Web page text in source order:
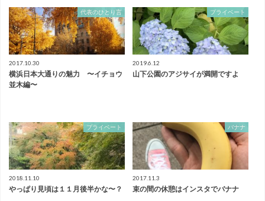
代表のひとり言
2017.10.30
横浜日本大通りの魅力 〜イチョウ
並木編〜
プライベート
2019.6.12
山下公園のアジサイが満開ですよ
プライベート
2018.11.10
やっぱり見頃は１１月後半かな〜？
バナナ
2017.11.3
束の間の休憩はインスタでバナナ